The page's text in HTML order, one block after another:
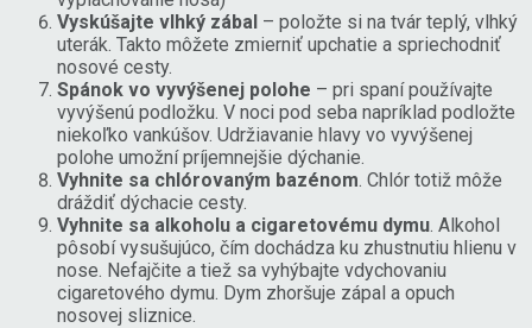
Vyskúšajte vlhký zábal – položte si na tvár teplý, vlhký
uterák. Takto môžete zmierniť upchatie a spriechodniť
nosové cesty.
Spánok vo vyvýšenej polohe – pri spaní používajte
vyvýšenú podložku. V noci pod seba napríklad podložte
niekoľko vankúšov. Udržiavanie hlavy vo vyvýšenej
polohe umožní príjemnejšie dýchanie.
Vyhnite sa chlórovaným bazénom. Chlór totiž môže
dráždiť dýchacie cesty.
Vyhnite sa alkoholu a cigaretovému dymu. Alkohol
pôsobí vysušujúco, čím dochádza ku zhustnutiu hlienu v
nose. Nefajčite a tiež sa vyhýbajte vdychovaniu
cigaretového dymu. Dym zhoršuje zápal a opuch
nosovej sliznice.